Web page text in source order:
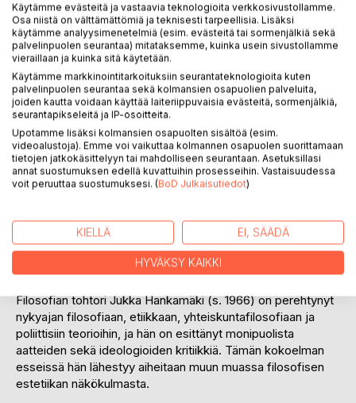
KUVAUS
”Filosofiset viuhahdukset” on valikoima esseitä, jotka
käsittelevät seksiä, uskontoa ja politiikkaa – valtaa,
filosofiaa ja kulttuurien kuolemaa. Analyysien kohteina ovat
tieteelliset, poliittiset ja seksuaaliset valtakulttuurit sekä
postmodernit käsitykset sukupuolten katoamisesta.
Kirjan punaisena lankana on maailmanlaajuiseksi
ryöstäytyneen massakulttuurin arvostelu, ja teoksessa
etsitään syitä mediassa ja arkitodellisuudessa
yleistyneeseen vauhdin palvontaan.
Filosofian tohtori Jukka Hankamäki (s. 1966) on perehtynyt
nykyajan filosofiaan, etiikkaan, yhteiskuntafilosofiaan ja
poliittisiin teorioihin, ja hän on esittänyt monipuolista
aatteiden sekä ideologioiden kritiikkiä. Tämän kokoelman
esseissä hän lähestyy aiheitaan muun muassa filosofisen
estetiikan näkökulmasta.
Käytämme evästeitä ja vastaavia teknologioita verkkosivustollamme.
Osa niistä on välttämättömiä ja teknisesti tarpeellisia. Lisäksi
käytämme analyysimenetelmiä (esim. evästeitä tai sormenjälkiä sekä
palvelinpuolen seurantaa) mitataksemme, kuinka usein sivustollamme
vieraillaan ja kuinka sitä käytetään.
Käytämme markkinointitarkoituksiin seurantateknologioita kuten
palvelinpuolen seurantaa sekä kolmansien osapuolien palveluita,
joiden kautta voidaan käyttää laiteriippuvaisia evästeitä, sormenjälkiä,
seurantapikseleitä ja IP-osoitteita.
Upotamme lisäksi kolmansien osapuolten sisältöä (esim.
videoalustoja). Emme voi vaikuttaa kolmannen osapuolen suorittamaan
tietojen jatkokäsittelyyn tai mahdolliseen seurantaan. Asetuksillasi
annat suostumuksen edellä kuvattuihin prosesseihin. Vastaisuudessa
voit peruuttaa suostumuksesi. (BoD Julkaisutiedot)
KIELLÄ EI, SÄÄDÄ
HYVÄKSY KAIKKI